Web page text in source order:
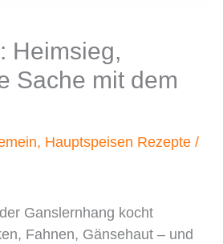
Heimsieg,
Sache mit dem
, Hauptspeisen Rezepte /
Ganslernhang kocht
Fahnen, Gänsehaut – und